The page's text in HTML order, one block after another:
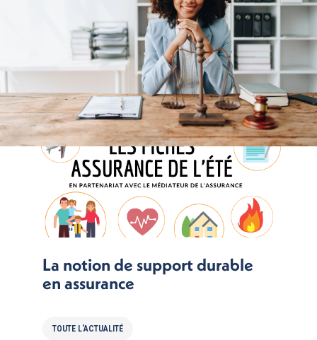
La notion de support durable
en assurance
TOUTE L'ACTUALITÉ